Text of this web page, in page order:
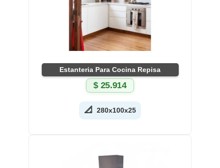
Estanteria Para Cocina Repisa
$25.914
📐 280x100x25